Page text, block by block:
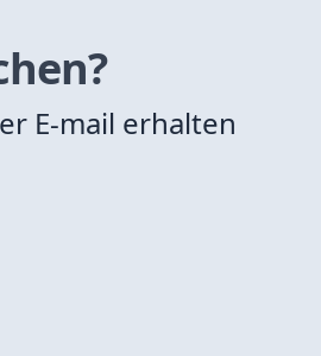
E-mail erhalten